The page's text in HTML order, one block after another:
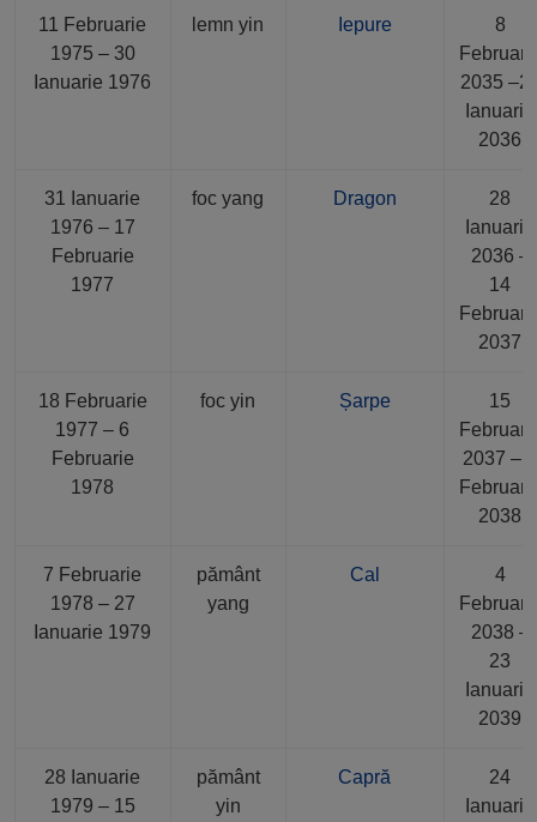
11 Februarie
1975 – 30
Ianuarie 1976
lemn yin Iepure
8
2035
Ianuarie
2036
31 Ianuarie
1976 – 17
Februarie
1977
foc yang Dragon
28
Ianuarie
2036 –
14
2037
18 Februarie
1977 – 6
Februarie
1978
foc yin Șarpe
15
2037 – 3
2038
7 Februarie
1978 – 27
Ianuarie 1979
pământ
yang
Cal
4
2038 –
23
Ianuarie
2039
28 Ianuarie
1979 – 15
pământ
yin
Capră
24
Ianuarie